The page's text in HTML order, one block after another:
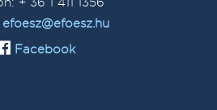
efoesz@efoesz.hu
Facebook